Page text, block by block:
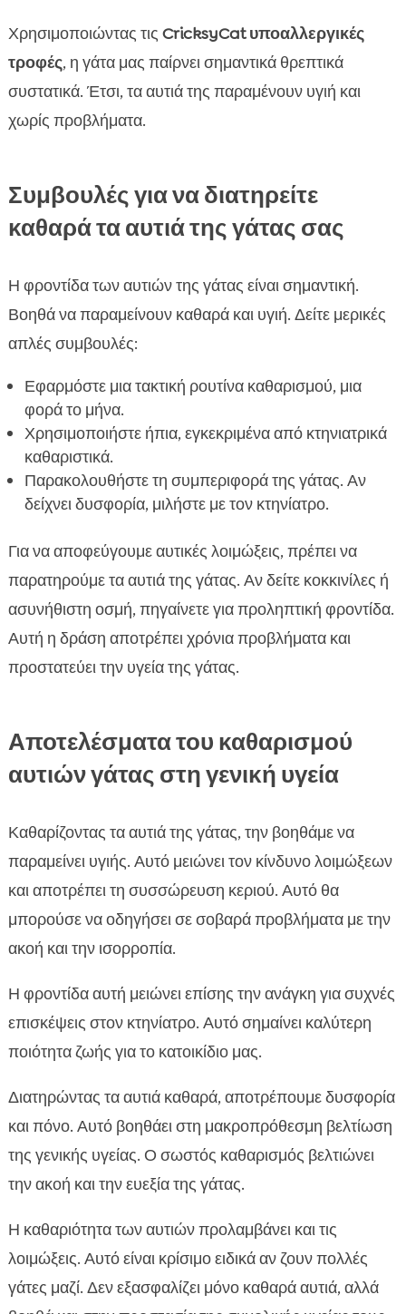
Χρησιμοποιώντας τις CricksyCat υποαλλεργικές
τροφές, η γάτα μας παίρνει σημαντικά θρεπτικά
συστατικά. Έτσι, τα αυτιά της παραμένουν υγιή και
χωρίς προβλήματα.
Συμβουλές για να διατηρείτε
καθαρά τα αυτιά της γάτας σας
Η φροντίδα των αυτιών της γάτας είναι σημαντική.
Βοηθά να παραμείνουν καθαρά και υγιή. Δείτε μερικές
απλές συμβουλές:
Εφαρμόστε μια τακτική ρουτίνα καθαρισμού, μια
φορά το μήνα.
Χρησιμοποιήστε ήπια, εγκεκριμένα από κτηνιατρικά
καθαριστικά.
Παρακολουθήστε τη συμπεριφορά της γάτας. Αν
δείχνει δυσφορία, μιλήστε με τον κτηνίατρο.
Για να αποφεύγουμε αυτικές λοιμώξεις, πρέπει να
παρατηρούμε τα αυτιά της γάτας. Αν δείτε κοκκινίλες ή
ασυνήθιστη οσμή, πηγαίνετε για προληπτική φροντίδα.
Αυτή η δράση αποτρέπει χρόνια προβλήματα και
προστατεύει την υγεία της γάτας.
Αποτελέσματα του καθαρισμού
αυτιών γάτας στη γενική υγεία
Καθαρίζοντας τα αυτιά της γάτας, την βοηθάμε να
παραμείνει υγιής. Αυτό μειώνει τον κίνδυνο λοιμώξεων
και αποτρέπει τη συσσώρευση κεριού. Αυτό θα
μπορούσε να οδηγήσει σε σοβαρά προβλήματα με την
ακοή και την ισορροπία.
Η φροντίδα αυτή μειώνει επίσης την ανάγκη για συχνές
επισκέψεις στον κτηνίατρο. Αυτό σημαίνει καλύτερη
ποιότητα ζωής για το κατοικίδιο μας.
Διατηρώντας τα αυτιά καθαρά, αποτρέπουμε δυσφορία
και πόνο. Αυτό βοηθάει στη μακροπρόθεσμη βελτίωση
της γενικής υγείας. Ο σωστός καθαρισμός βελτιώνει
την ακοή και την ευεξία της γάτας.
Η καθαριότητα των αυτιών προλαμβάνει και τις
λοιμώξεις. Αυτό είναι κρίσιμο ειδικά αν ζουν πολλές
γάτες μαζί. Δεν εξασφαλίζει μόνο καθαρά αυτιά, αλλά